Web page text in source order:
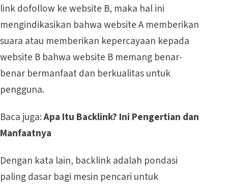
link dofollow ke website B, maka hal ini
mengindikasikan bahwa website A memberikan
suara atau memberikan kepercayaan kepada
website B bahwa website B memang benar-
benar bermanfaat dan berkualitas untuk
pengguna.
Baca juga:Apa Itu Backlink? Ini Pengertian dan
Manfaatnya
Dengan kata lain, backlink adalah pondasi
paling dasar bagi mesin pencari untuk